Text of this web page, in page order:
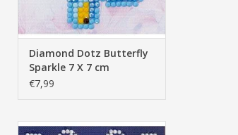
Diamond Dotz Butterfly
Sparkle 7 X 7 cm
€7,99
White On Blue Diamond Dotz 10